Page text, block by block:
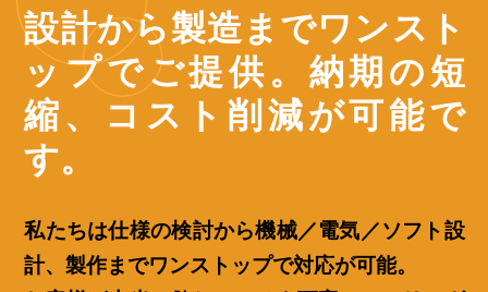
設計から製造までワンスト
ップでご提供。 納期の短
縮、コスト削減が可能で
す。
私たちは仕様の検討から機械／電気／ソフト設
計、製作までワンストップで対応が可能。